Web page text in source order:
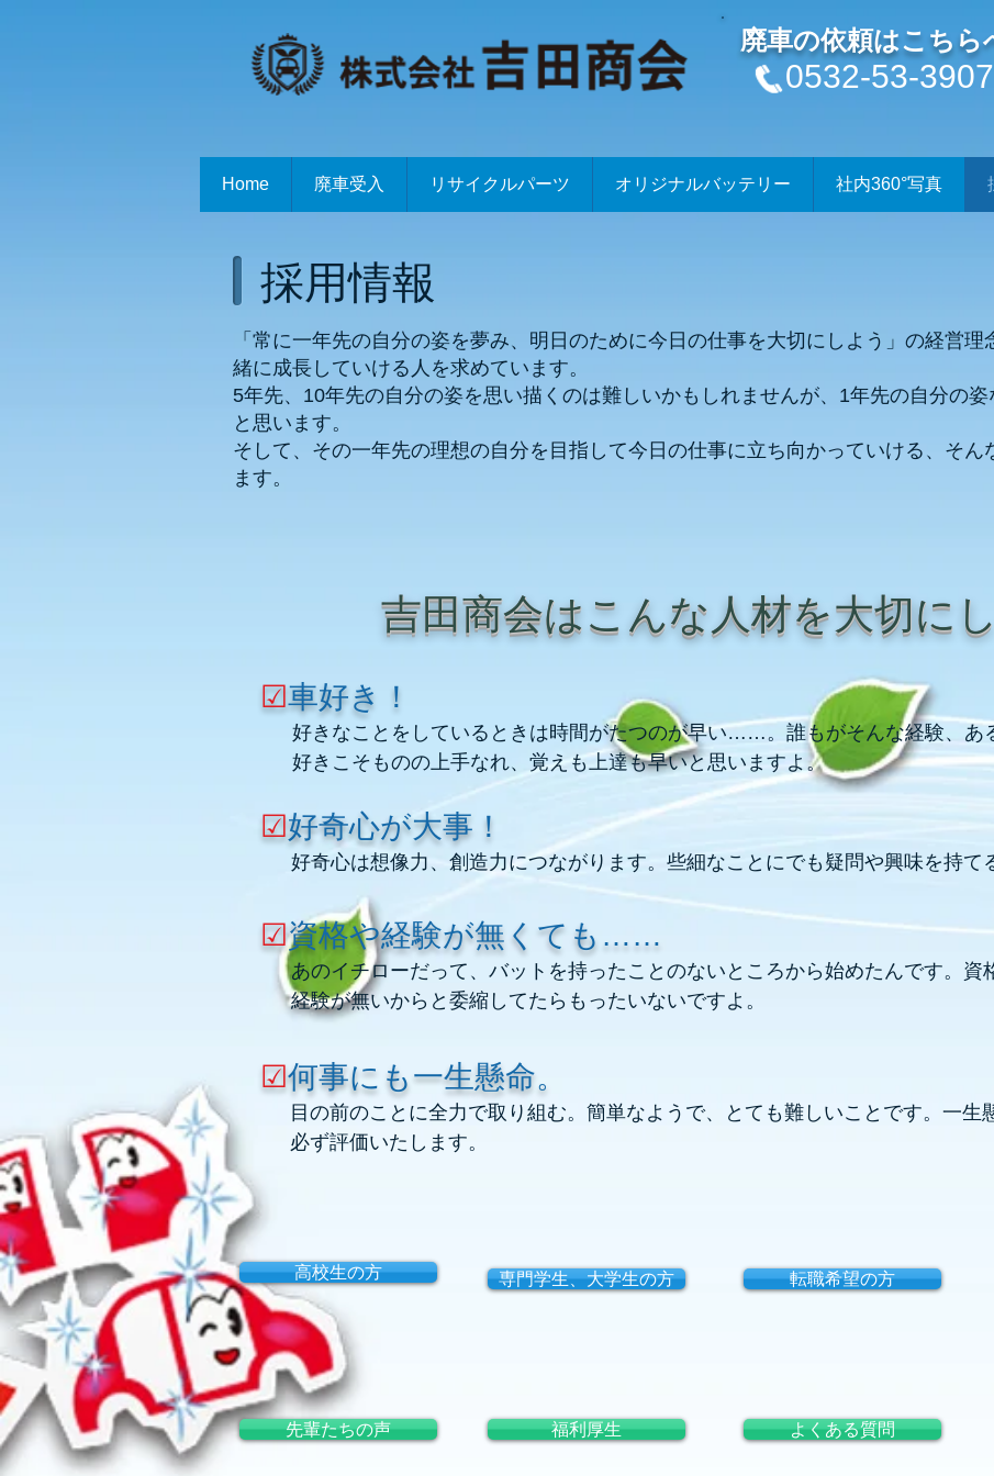
廃車の依頼はこちら
0532-53-3907
採用情報
「常に一年先の自分の姿を夢み、明日のために今日の仕事を大切にしよう」の経営
緒に成長していける人を求めています。
5年先、10年先の自分の姿を思い描くのは難しいかもしれませんが、1年先の自分の
と思います。
そして、その一年先の理想の自分を目指して今日の仕事に立ち向かっていける、そん
ます。
吉田商会はこんな人材を大切に
☑車好き！
好きなことをしているときは時間がたつのが早い……。誰もがそんな経験、あ
好きこそものの上手なれ、覚えも上達も早いと思いますよ。
☑好奇心が大事！
好奇心は想像力、創造力につながります。些細なことにでも疑問や興味を持て
☑資格や経験が無くても……
あのイチローだって、バットを持ったことのないところから始めたんです。資
経験が無いからと委縮してたらもったいないですよ。
☑何事にも一生懸命。
目の前のことに全力で取り組む。簡単なようで、とても難しいことです。一生
必ず評価いたします。
高校生の方 専門学生、大学生の方 転職希望の方
先輩たちの声 福利厚生 よくある質問
Home 廃車受入 リサイクルパーツ オリジナルバッテリー 社内360°写真